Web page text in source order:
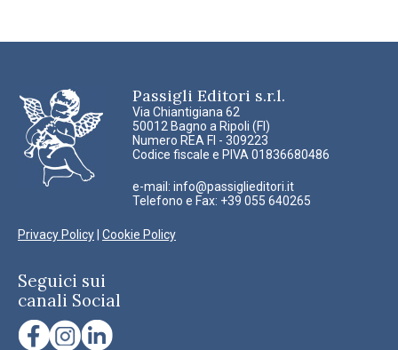
Passigli Editori s.r.l.
Via Chiantigiana 62
50012 Bagno a Ripoli (FI)
Numero REA FI - 309223
Codice fiscale e PIVA 01836680486
e-mail: info@passiglieditori.it
Telefono e Fax: +39 055 640265
Privacy Policy Cookie Policy
Seguici sui
canali Social